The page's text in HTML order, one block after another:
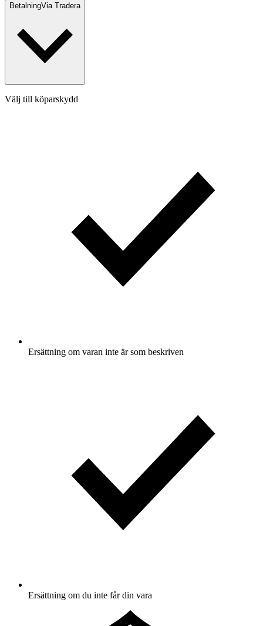
BetalningVia Tradera
Välj till köparskydd
Ersättning om varan inte är som beskriven
Ersättning om du inte får din vara